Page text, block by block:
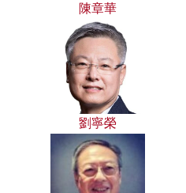
陳章華
劉寧榮